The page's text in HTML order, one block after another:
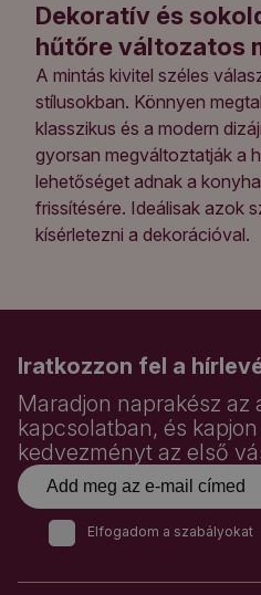
Dekoratív és
hűtőre változatos
A mintás kivitel széles
stílusokban. Könnyen
klasszikus és a modern
gyorsan megváltoztatják a
lehetőséget adnak a
frissítésére. Ideálisak azok
kísérletezni a dekorációval.
Iratkozzon fel a
Maradjon naprakész az
kapcsolatban, és
kedvezményt az első
Elfogadom a szabályokat